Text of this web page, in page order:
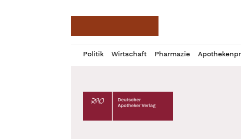
Politik Wirtschaft Pharmazie
Profil
öffnen
Daz
Pur
Deutscher Apotheker Verlag Logo